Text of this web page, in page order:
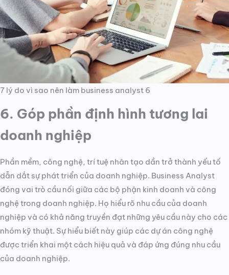
7 lý do vì sao nên làm business analyst 6
6. Góp phần định hình tương lai
doanh nghiệp
Phần mềm, công nghệ, trí tuệ nhân tạo dần trở thành yếu tố
dẫn dắt sự phát triển của doanh nghiệp. Business Analyst
đóng vai trò cầu nối giữa các bộ phận kinh doanh và công
nghệ trong doanh nghiệp. Họ hiểu rõ nhu cầu của doanh
nghiệp và có khả năng truyền đạt những yêu cầu này cho các
nhóm kỹ thuật. Sự hiểu biết này giúp các dự án công nghệ
được triển khai một cách hiệu quả và đáp ứng đúng nhu cầu
của doanh nghiệp.